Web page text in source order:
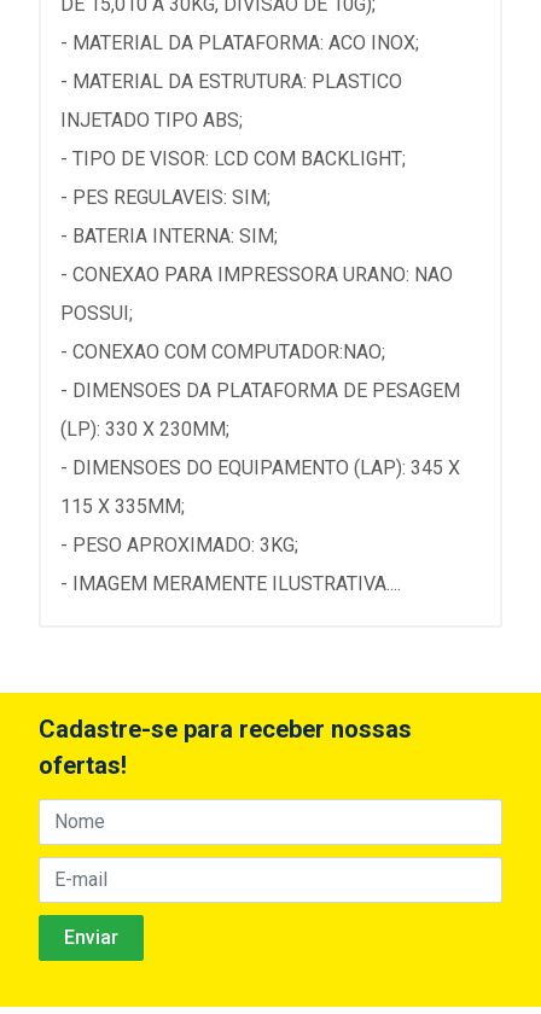
- MATERIAL DA PLATAFORMA: ACO INOX;
- MATERIAL DA ESTRUTURA: PLASTICO
INJETADO TIPO ABS;
- TIPO DE VISOR: LCD COM BACKLIGHT;
- PES REGULAVEIS: SIM;
- BATERIA INTERNA: SIM;
- CONEXAO PARA IMPRESSORA URANO: NAO
POSSUI;
- CONEXAO COM COMPUTADOR:NAO;
- DIMENSOES DA PLATAFORMA DE PESAGEM
(LP): 330 X 230MM;
- DIMENSOES DO EQUIPAMENTO (LAP): 345 X
115 X 335MM;
- PESO APROXIMADO: 3KG;
- IMAGEM MERAMENTE ILUSTRATIVA....
Cadastre-se para receber nossas
ofertas!